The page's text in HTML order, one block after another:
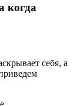
когда
себя, а